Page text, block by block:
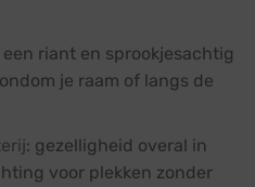
een riant en sprookjesachtig
je raam of langs de
: gezelligheid overal in
voor plekken zonder